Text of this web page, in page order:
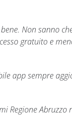
Non sanno
gratuito e
app sempre
Regione Abruzzo